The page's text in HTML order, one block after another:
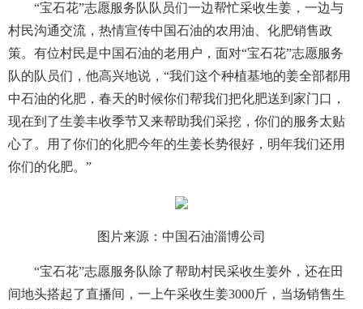
“宝石花”志愿服务队队员们一边帮忙采收生姜，一边与
村民沟通交流，热情宣传中国石油的农用油、化肥销售政
策。有位村民是中国石油的老用户，面对“宝石花”志愿服务
队的队员们，他高兴地说，“我们这个种植基地的姜全部都用
中石油的化肥，春天的时候你们帮我们把化肥送到家门口，
现在到了生姜丰收季节又来帮助我们采挖，你们的服务太贴
心了。用了你们的化肥今年的生姜长势很好，明年我们还用
你们的化肥。”
图片来源：中国石油淄博公司
“宝石花”志愿服务队除了帮助村民采收生姜外，还在田
间地头搭起了直播间，一上午采收生姜3000斤，当场销售生